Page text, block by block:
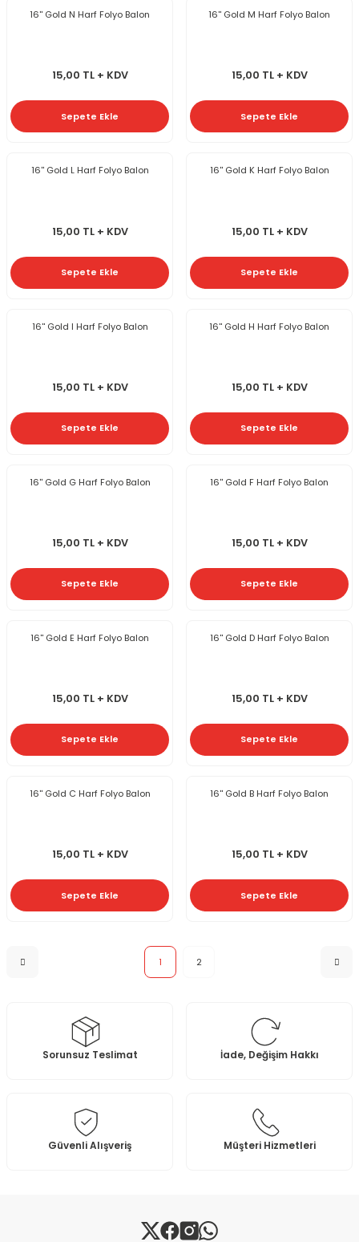
16'' Gold N Harf Folyo Balon
15,00 TL + KDV
Sepete Ekle
16'' Gold M Harf Folyo Balon
15,00 TL + KDV
Sepete Ekle
16'' Gold L Harf Folyo Balon
15,00 TL + KDV
Sepete Ekle
16'' Gold K Harf Folyo Balon
15,00 TL + KDV
Sepete Ekle
16'' Gold I Harf Folyo Balon
15,00 TL + KDV
Sepete Ekle
16'' Gold H Harf Folyo Balon
15,00 TL + KDV
Sepete Ekle
16'' Gold G Harf Folyo Balon
15,00 TL + KDV
Sepete Ekle
16'' Gold F Harf Folyo Balon
15,00 TL + KDV
Sepete Ekle
16'' Gold E Harf Folyo Balon
15,00 TL + KDV
Sepete Ekle
16'' Gold D Harf Folyo Balon
15,00 TL + KDV
Sepete Ekle
16'' Gold C Harf Folyo Balon
15,00 TL + KDV
Sepete Ekle
16'' Gold B Harf Folyo Balon
15,00 TL + KDV
Sepete Ekle
1 2
Sorunsuz Teslimat İade, Değişim Hakkı
Güvenli Alışveriş Müşteri Hizmetleri